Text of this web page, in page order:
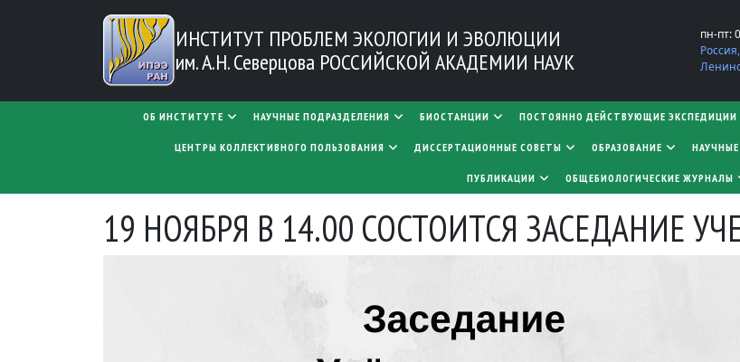
Перейти к основному содержанию
ИНСТИТУТ ПРОБЛЕМ ЭКОЛОГИИ И ЭВОЛЮЦИИ
им. А.Н. Северцова РОССИЙСКОЙ АКАДЕМИИ НАУК
пн-пт:
MAIN NAVIGATION
ОБ ИНСТИТУТЕ НАУЧНЫЕ ПОДРАЗДЕЛЕНИЯ БИОСТАНЦИИ ПОСТОЯННО ДЕЙСТВУЮЩИЕ ЭКСПЕДИЦИИ
ЦЕНТРЫ КОЛЛЕКТИВНОГО ПОЛЬЗОВАНИЯ ​​​​​​​ДИССЕРТАЦИОННЫЕ СОВЕТЫ ОБРАЗОВАНИЕ
ПУБЛИКАЦИИ ОБЩЕБИОЛОГИЧЕСКИЕ ЖУРНАЛЫ
19 НОЯБРЯ В 14.00 СОСТОИТСЯ ЗАСЕДАНИЕ